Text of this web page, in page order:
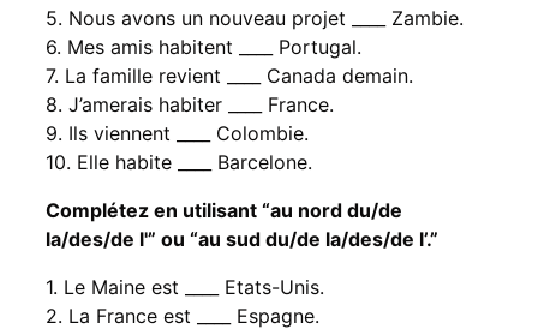
5. Nous avons un nouveau projet ____ Zambie.
6. Mes amis habitent ____ Portugal.
7. La famille revient ____ Canada demain.
8. J’amerais habiter ____ France.
9. Ils viennent ____ Colombie.
10. Elle habite ____ Barcelone.
Complétez en utilisant “au nord du/de
la/des/de l'” ou “au sud du/de la/des/de l’.”
1. Le Maine est ____ Etats-Unis.
2. La France est ____ Espagne.